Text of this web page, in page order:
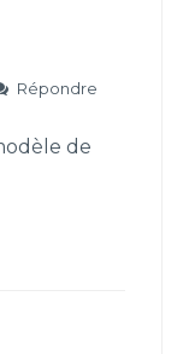
Répondre
de